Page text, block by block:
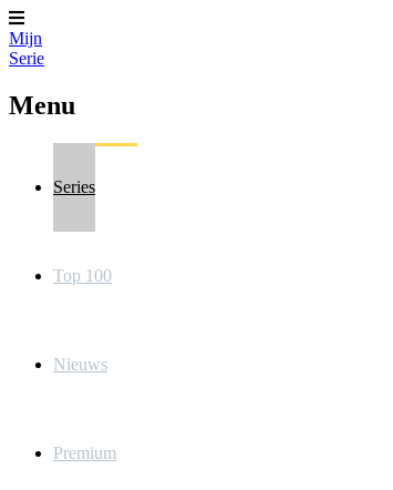
Mijn
Serie
Menu
Series
Top 100
Nieuws
Premium